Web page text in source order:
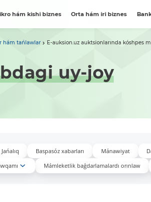
hám kishi biznes Orta hám iri biznes
hám tańlawlar E-auksion.uz auktsionlarında kóshpes
uy-joy
Jańalıq Baspasóz xabarları Mánawiyat
Mámleketlik baǵdarlamalardı orınlaw